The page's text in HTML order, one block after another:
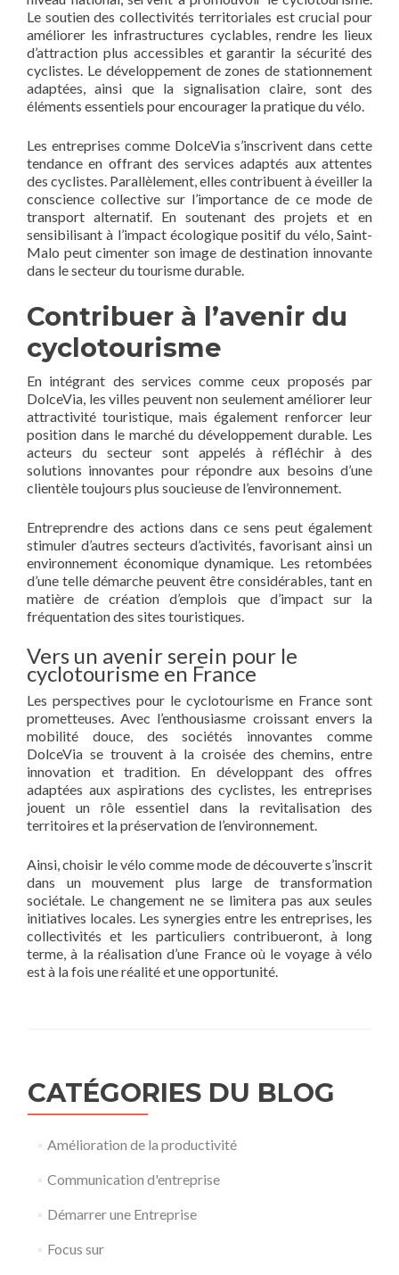
Le soutien des collectivités territoriales est crucial pour
améliorer les infrastructures cyclables, rendre les lieux
d’attraction plus accessibles et garantir la sécurité des
cyclistes. Le développement de zones de stationnement
adaptées, ainsi que la signalisation claire, sont des
éléments essentiels pour encourager la pratique du vélo.
Les entreprises comme DolceVia s’inscrivent dans cette
tendance en offrant des services adaptés aux attentes
des cyclistes. Parallèlement, elles contribuent à éveiller la
conscience collective sur l’importance de ce mode de
transport alternatif. En soutenant des projets et en
sensibilisant à l’impact écologique positif du vélo, Saint-
Malo peut cimenter son image de destination innovante
dans le secteur du tourisme durable.
Contribuer à l’avenir du
cyclotourisme
En intégrant des services comme ceux proposés par
DolceVia, les villes peuvent non seulement améliorer leur
attractivité touristique, mais également renforcer leur
position dans le marché du développement durable. Les
acteurs du secteur sont appelés à réfléchir à des
solutions innovantes pour répondre aux besoins d’une
clientèle toujours plus soucieuse de l’environnement.
Entreprendre des actions dans ce sens peut également
stimuler d’autres secteurs d’activités, favorisant ainsi un
environnement économique dynamique. Les retombées
d’une telle démarche peuvent être considérables, tant en
matière de création d’emplois que d’impact sur la
fréquentation des sites touristiques.
Vers un avenir serein pour le
cyclotourisme en France
Les perspectives pour le cyclotourisme en France sont
prometteuses. Avec l’enthousiasme croissant envers la
mobilité douce, des sociétés innovantes comme
DolceVia se trouvent à la croisée des chemins, entre
innovation et tradition. En développant des offres
adaptées aux aspirations des cyclistes, les entreprises
jouent un rôle essentiel dans la revitalisation des
territoires et la préservation de l’environnement.
Ainsi, choisir le vélo comme mode de découverte s’inscrit
dans un mouvement plus large de transformation
sociétale. Le changement ne se limitera pas aux seules
initiatives locales. Les synergies entre les entreprises, les
collectivités et les particuliers contribueront, à long
terme, à la réalisation d’une France où le voyage à vélo
est à la fois une réalité et une opportunité.
CATÉGORIES DU BLOG
Amélioration de la productivité
Communication d'entreprise
Démarrer une Entreprise
Focus sur